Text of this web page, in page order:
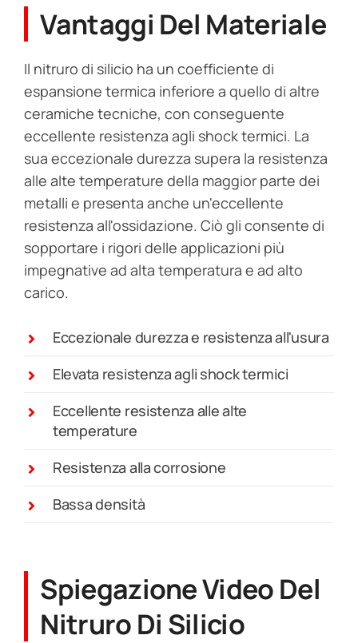
Vantaggi Del Materiale
Il nitruro di silicio ha un coefficiente di
espansione termica inferiore a quello di altre
ceramiche tecniche, con conseguente
eccellente resistenza agli shock termici. La
sua eccezionale durezza supera la resistenza
alle alte temperature della maggior parte dei
metalli e presenta anche un'eccellente
resistenza all'ossidazione. Ciò gli consente di
sopportare i rigori delle applicazioni più
impegnative ad alta temperatura e ad alto
carico.
Eccezionale durezza e resistenza all'usura
Elevata resistenza agli shock termici
Eccellente resistenza alle alte
temperature
Resistenza alla corrosione
Bassa densità
Spiegazione Video Del
Nitruro Di Silicio